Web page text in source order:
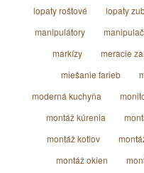
lopaty roštové
lopaty
manipulátory
markízy
meracie
miešanie farieb
moderná kuchyňa
montáž kúrenia
montáž kotlov
montáž okien